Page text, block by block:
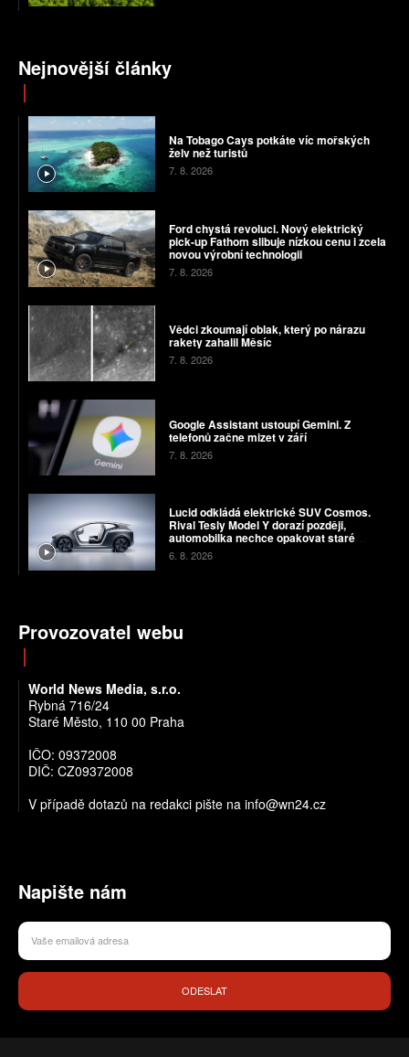
Nejnovější články
Na Tobago Cays potkáte víc mořských
želv než turistů
7. 8. 2026
Ford chystá revoluci. Nový elektrický
pick-up Fathom slibuje nízkou cenu i zcela
novou výrobní technologii
7. 8. 2026
Vědci zkoumají oblak, který po nárazu
rakety zahalil Měsíc
7. 8. 2026
Google Assistant ustoupí Gemini. Z
telefonů začne mizet v září
7. 8. 2026
Lucid odkládá elektrické SUV Cosmos.
Rival Tesly Model Y dorazí později,
automobilka nechce opakovat staré
chyby
6. 8. 2026
Provozovatel webu
World News Media, s.r.o.
Rybná 716/24
Staré Město, 110 00 Praha
IČO: 09372008
DIČ: CZ09372008
V případě dotazů na redakci pište na info@wn24.cz
Napište nám
ODESLAT